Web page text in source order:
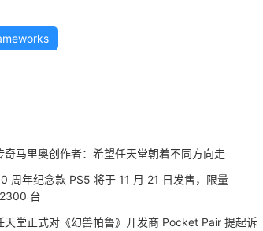
奇马里奥创作者：希望任天堂朝着不同方向走
周年纪念款 PS5 将于 11 月 21 日发售，限量
台
天堂正式对《幻兽帕鲁》开发商 Pocket Pair 提起诉